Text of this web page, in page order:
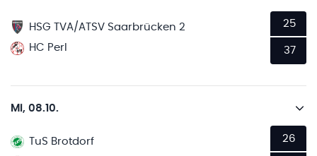
HSG TVA/ATSV Saarbrücken 2
HC Perl
25
37
Mi, 08.10.
TuS Brotdorf
26